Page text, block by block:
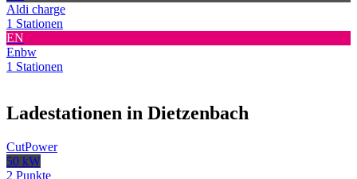
Aldi charge
1 Stationen
EN
Enbw
1 Stationen
Ladestationen in Dietzenbach
CutPower
50 kW
2 Punkte